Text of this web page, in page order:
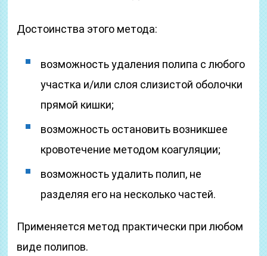
Достоинства этого метода:
возможность удаления полипа с любого
участка и/или слоя слизистой оболочки
прямой кишки;
возможность остановить возникшее
кровотечение методом коагуляции;
возможность удалить полип, не
разделяя его на несколько частей.
Применяется метод практически при любом
виде полипов.